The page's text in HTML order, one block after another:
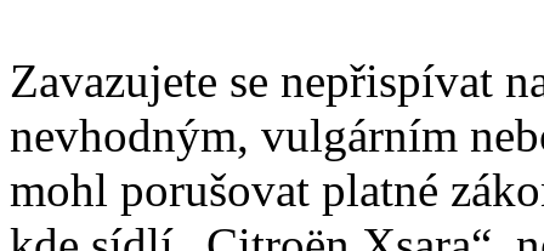
Zavazujete se nepřispívat
nevhodným, vulgárním
mohl porušovat platné